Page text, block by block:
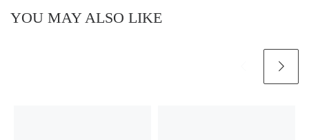
YOU MAY ALSO LIKE